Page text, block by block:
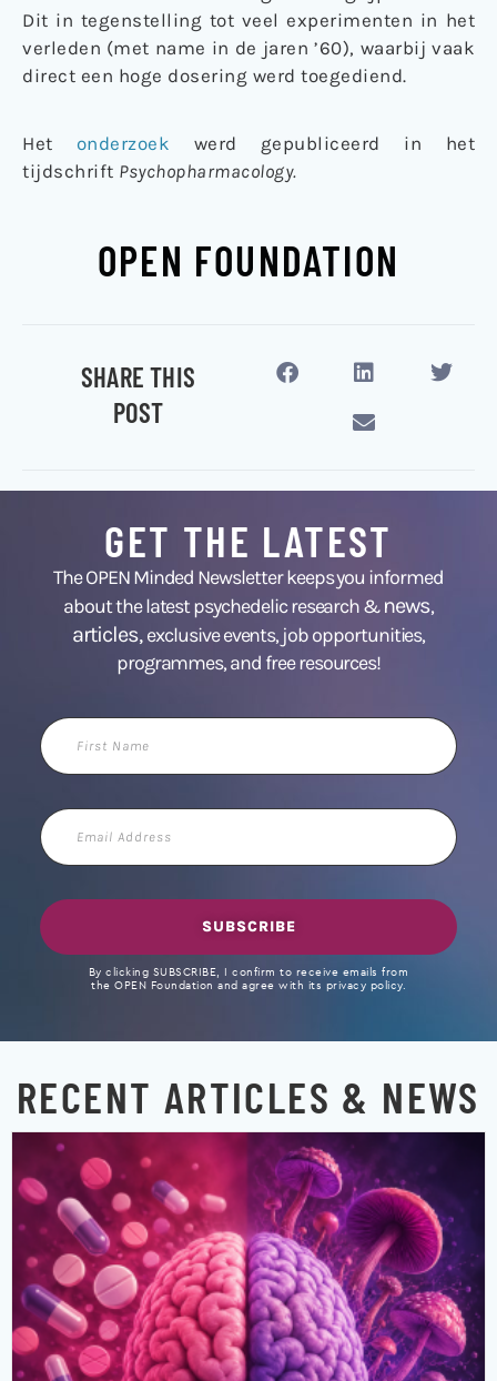
Dit in tegenstelling tot veel experimenten in het
verleden (met name in de jaren ’60), waarbij vaak
direct een hoge dosering werd toegediend.
Het onderzoek werd gepubliceerd in het
tijdschrift Psychopharmacology.
OPEN FOUNDATION
SHARE THIS
POST
GET THE LATEST
The OPEN Minded Newsletter keeps you informed
about the latest psychedelic research &news,
articles,exclusive events, job opportunities,
programmes, and free resources!
First
Name
Email
Address
SUBSCRIBE
By clicking SUBSCRIBE, I confirm to receive emails from
the OPEN Foundation and agree with its privacy policy.
RECENT ARTICLES & NEWS